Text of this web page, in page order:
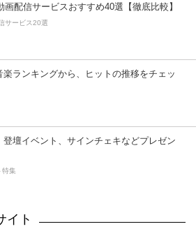
画配信サービスおすすめ40選【徹底比較】
サービス20選
楽ランキングから、ヒットの推移をチェッ
登壇イベント、サインチェキなどプレゼン
特集
イト